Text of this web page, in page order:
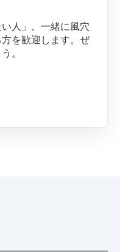
人」。 一緒に風穴
を歓迎します。ぜ
。